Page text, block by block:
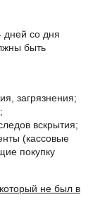
дней со дня
быть
загрязнения;
вскрытия;
(кассовые
покупку
не был в